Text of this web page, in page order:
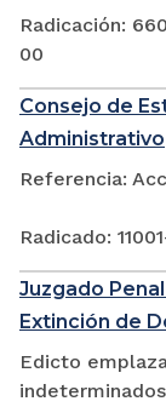
Radicación:
00
Consejo de
Administrativo
Referencia:
Radicado:
Juzgado
Extinción de
Edicto